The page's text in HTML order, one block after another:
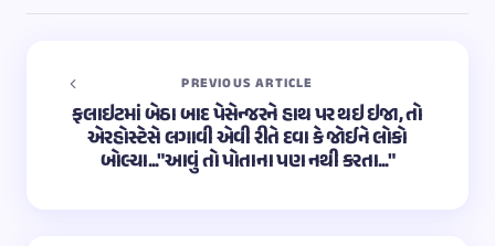
PREVIOUS ARTICLE
ફલાઇટમાં બેઠા બાદ પેસેન્જરને હાથ પર થઇ ઇજા, તો
એરહોસ્ટેસે લગાવી એવી રીતે દવા કે જોઈને લોકો
બોલ્યા..."આવું તો પોતાના પણ નથી કરતા..."